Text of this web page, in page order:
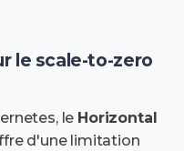
le scale-to-zero
le Horizontal
d'une limitation